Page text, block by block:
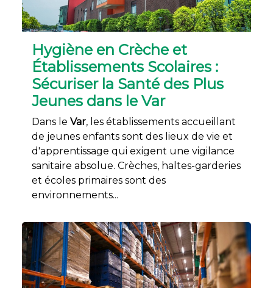
Hygiène en Crèche et
Établissements Scolaires :
Sécuriser la Santé des Plus
Jeunes dans le Var
Dans le Var, les établissements accueillant
de jeunes enfants sont des lieux de vie et
d'apprentissage qui exigent une vigilance
sanitaire absolue. Crèches, haltes-garderies
et écoles primaires sont des
environnements...